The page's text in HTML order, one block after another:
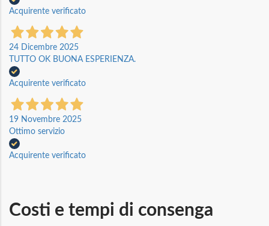
Acquirente verificato
24 Dicembre 2025
TUTTO OK BUONA ESPERIENZA.
Acquirente verificato
19 Novembre 2025
Ottimo servizio
Acquirente verificato
Costi e tempi di consenga